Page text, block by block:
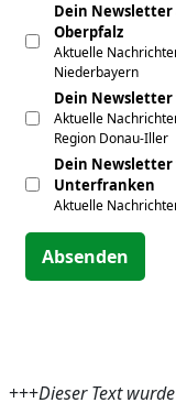
Dein
Oberpfalz
Aktuelle
Niederbayern
Dein Newsletter
Aktuelle
Region Donau-Iller
Dein
Unterfranken
Aktuelle
Absenden
+++Dieser Text